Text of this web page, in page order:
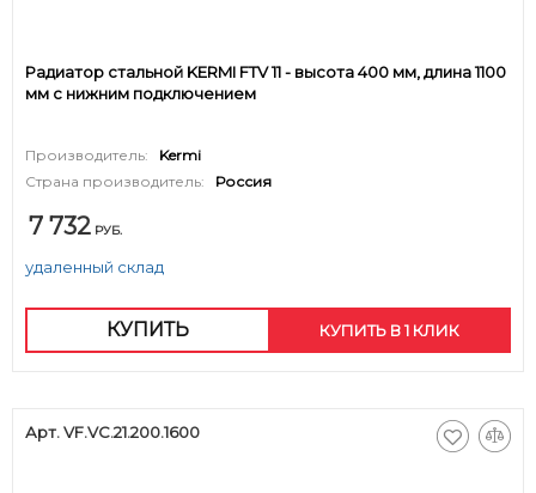
Радиатор стальной KERMI FTV 11 - высота 400 мм, длина 1100
мм с нижним подключением
Производитель:
Kermi
Страна производитель:
Россия
7 732 РУБ.
удаленный склад
КУПИТЬ КУПИТЬ В 1 КЛИК
Арт. VF.VC.21.200.1600